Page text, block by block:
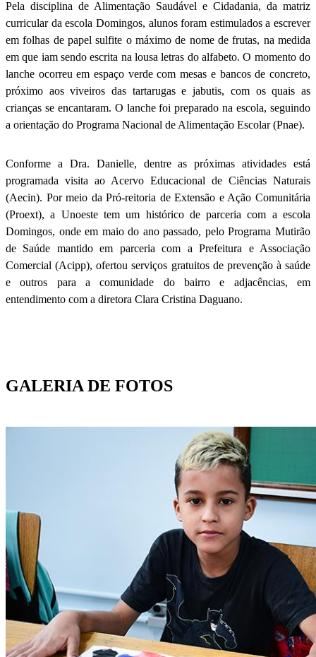
Pela disciplina de Alimentação Saudável e Cidadania, da matriz
curricular da escola Domingos, alunos foram estimulados a escrever
em folhas de papel sulfite o máximo de nome de frutas, na medida
em que iam sendo escrita na lousa letras do alfabeto. O momento do
lanche ocorreu em espaço verde com mesas e bancos de concreto,
próximo aos viveiros das tartarugas e jabutis, com os quais as
crianças se encantaram. O lanche foi preparado na escola, seguindo
a orientação do Programa Nacional de Alimentação Escolar (Pnae).
Conforme a Dra. Danielle, dentre as próximas atividades está
programada visita ao Acervo Educacional de Ciências Naturais
(Aecin). Por meio da Pró-reitoria de Extensão e Ação Comunitária
(Proext), a Unoeste tem um histórico de parceria com a escola
Domingos, onde em maio do ano passado, pelo Programa Mutirão
de Saúde mantido em parceria com a Prefeitura e Associação
Comercial (Acipp), ofertou serviços gratuitos de prevenção à saúde
e outros para a comunidade do bairro e adjacências, em
entendimento com a diretora Clara Cristina Daguano.
GALERIA DE FOTOS